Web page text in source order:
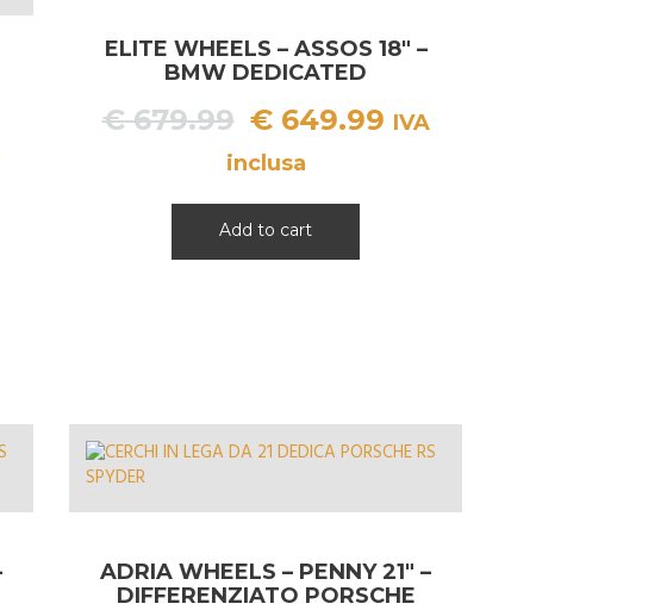
ELITE WHEELS – ASSOS 18″ –
BMW DEDICATED
€679.99 Il
prezzo
era:
€ 679.99.
€649.99IlIVA
inclusa
Add to cart
ADRIA WHEELS – PENNY 21″ –
DIFFERENZIATO PORSCHE